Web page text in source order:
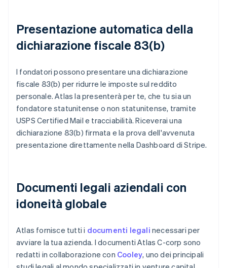
Presentazione automatica della
dichiarazione fiscale 83(b)
I fondatori possono presentare una dichiarazione
fiscale 83(b) per ridurre le imposte sul reddito
personale. Atlas la presenterà per te, che tu sia un
fondatore statunitense o non statunitense, tramite
USPS Certified Mail e tracciabilità. Riceverai una
dichiarazione 83(b) firmata e la prova dell'avvenuta
presentazione direttamente nella Dashboard di Stripe.
Documenti legali aziendali con
idoneità globale
Atlas fornisce tutti i documenti legali necessari per
avviare la tua azienda. I documenti Atlas C-corp sono
redatti in collaborazione con Cooley, uno dei principali